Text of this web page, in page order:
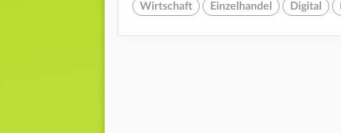
Wirtschaft Einzelhandel Digital